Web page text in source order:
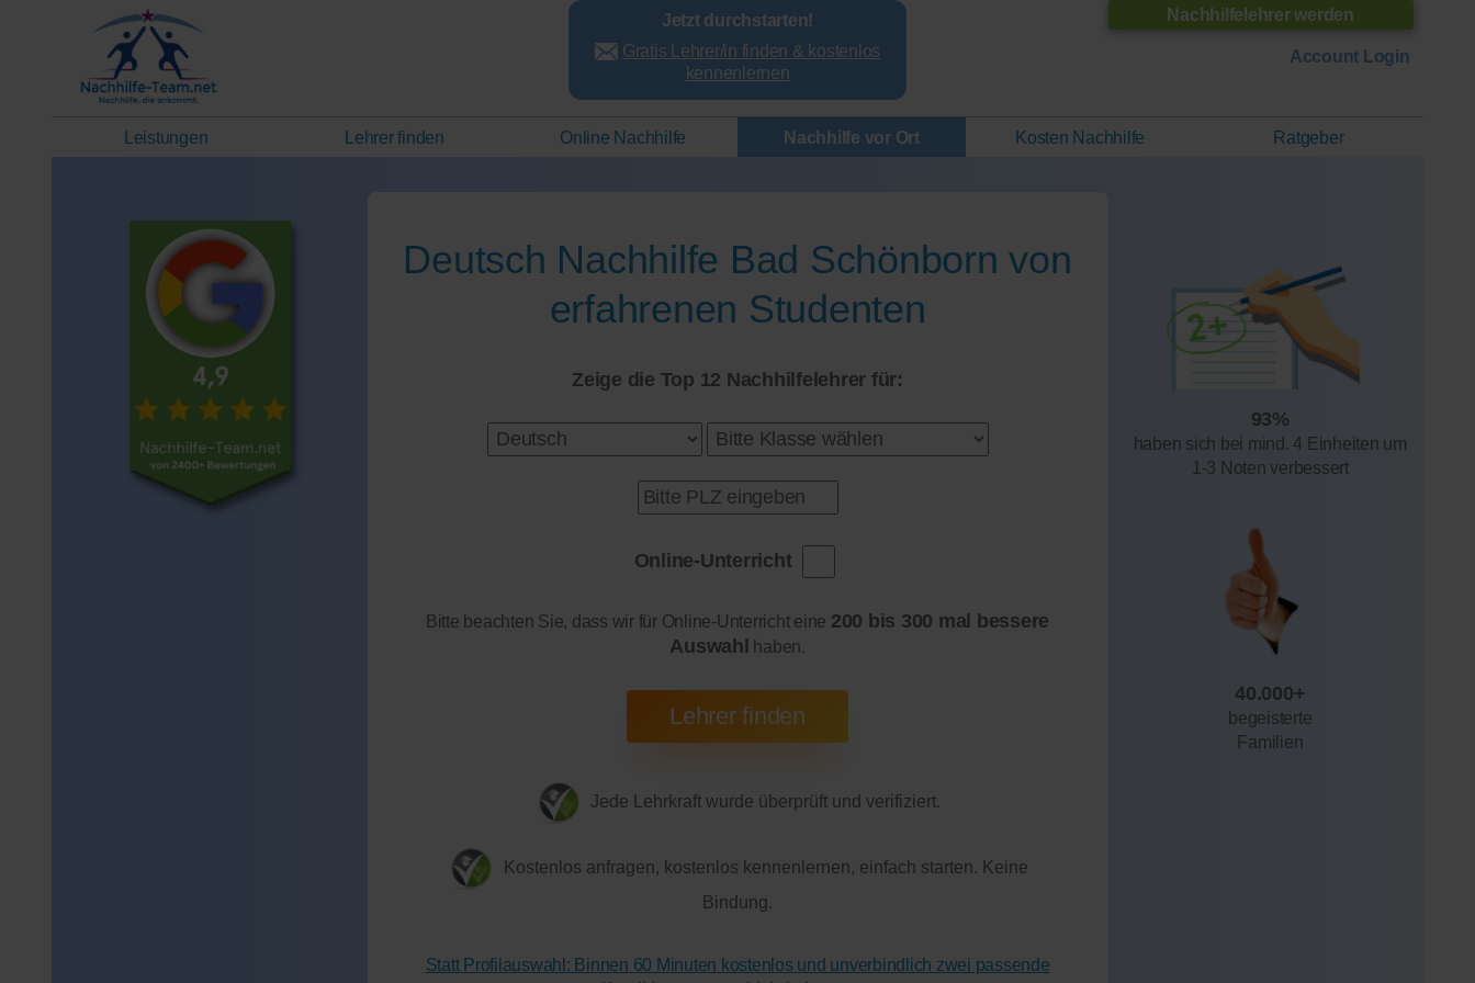
Nachhilfelehrer werden
Account Login
Jetzt durchstarten!
Gratis Lehrer/in finden & kostenlos
kennenlernen
Leistungen Lehrer finden Online Nachhilfe Nachhilfe vor Ort Kosten Nachhilfe Ratgeber
93%
haben sich bei mind. 4 Einheiten um
1-3 Noten verbessert
40.000+
begeisterte
Familien
Deutsch Nachhilfe Bad Schönborn von
erfahrenen Studenten
Zeige die Top 12 Nachhilfelehrer für:
Online-Unterricht
Bitte beachten Sie, dass wir für Online-Unterricht eine 200 bis 300 mal bessere
Auswahl
haben.
Jede Lehrkraft wurde überprüft und verifiziert.
Kostenlos anfragen, kostenlos kennenlernen, einfach starten. Keine
Bindung.
Statt Profilauswahl: Binnen 60 Minuten kostenlos und unverbindlich zwei passende